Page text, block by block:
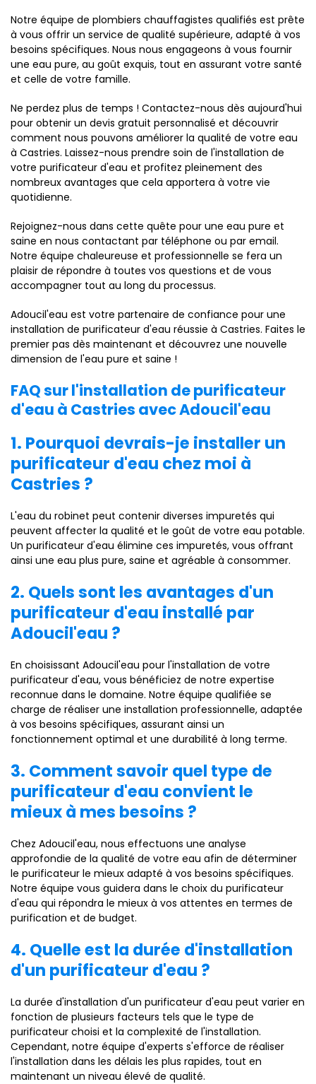
Notre équipe de plombiers chauffagistes qualifiés est prête
à vous offrir un service de qualité supérieure, adapté à vos
besoins spécifiques. Nous nous engageons à vous fournir
une eau pure, au goût exquis, tout en assurant votre santé
et celle de votre famille.
Ne perdez plus de temps ! Contactez-nous dès aujourd'hui
pour obtenir un devis gratuit personnalisé et découvrir
comment nous pouvons améliorer la qualité de votre eau
à Castries. Laissez-nous prendre soin de l'installation de
votre purificateur d'eau et profitez pleinement des
nombreux avantages que cela apportera à votre vie
quotidienne.
Rejoignez-nous dans cette quête pour une eau pure et
saine en nous contactant par téléphone ou par email.
Notre équipe chaleureuse et professionnelle se fera un
plaisir de répondre à toutes vos questions et de vous
accompagner tout au long du processus.
Adoucil'eau est votre partenaire de confiance pour une
installation de purificateur d'eau réussie à Castries. Faites le
premier pas dès maintenant et découvrez une nouvelle
dimension de l'eau pure et saine !
FAQ sur l'installation de purificateur
d'eau à Castries avec Adoucil'eau
1. Pourquoi devrais-je installer un
purificateur d'eau chez moi à
Castries ?
L'eau du robinet peut contenir diverses impuretés qui
peuvent affecter la qualité et le goût de votre eau potable.
Un purificateur d'eau élimine ces impuretés, vous offrant
ainsi une eau plus pure, saine et agréable à consommer.
2. Quels sont les avantages d'un
purificateur d'eau installé par
Adoucil'eau ?
En choisissant Adoucil'eau pour l'installation de votre
purificateur d'eau, vous bénéficiez de notre expertise
reconnue dans le domaine. Notre équipe qualifiée se
charge de réaliser une installation professionnelle, adaptée
à vos besoins spécifiques, assurant ainsi un
fonctionnement optimal et une durabilité à long terme.
3. Comment savoir quel type de
purificateur d'eau convient le
mieux à mes besoins ?
Chez Adoucil'eau, nous effectuons une analyse
approfondie de la qualité de votre eau afin de déterminer
le purificateur le mieux adapté à vos besoins spécifiques.
Notre équipe vous guidera dans le choix du purificateur
d'eau qui répondra le mieux à vos attentes en termes de
purification et de budget.
4. Quelle est la durée d'installation
d'un purificateur d'eau ?
La durée d'installation d'un purificateur d'eau peut varier en
fonction de plusieurs facteurs tels que le type de
purificateur choisi et la complexité de l'installation.
Cependant, notre équipe d'experts s'efforce de réaliser
l'installation dans les délais les plus rapides, tout en
maintenant un niveau élevé de qualité.